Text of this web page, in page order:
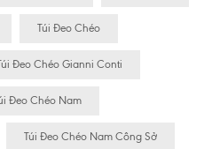
Túi Đeo Chéo
Đeo Chéo Gianni Conti
Đeo Chéo Nam
Túi Đeo Chéo Nam Công Sở